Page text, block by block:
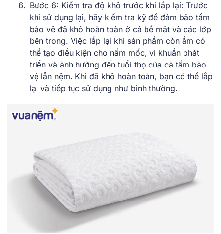
Bước 6: Kiểm tra độ khô trước khi lắp lại: Trước
khi sử dụng lại, hãy kiểm tra kỹ để đảm bảo tấm
bảo vệ đã khô hoàn toàn ở cả bề mặt và các lớp
bên trong. Việc lắp lại khi sản phẩm còn ẩm có
thể tạo điều kiện cho nấm mốc, vi khuẩn phát
triển và ảnh hưởng đến tuổi thọ của cả tấm bảo
vệ lẫn nệm. Khi đã khô hoàn toàn, bạn có thể lắp
lại và tiếp tục sử dụng như bình thường.